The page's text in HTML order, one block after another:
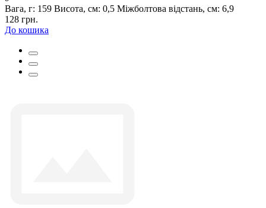
Вага, г: 159 Висота, см: 0,5 Міжболтова відстань, см: 6,9
128 грн.
До кошика